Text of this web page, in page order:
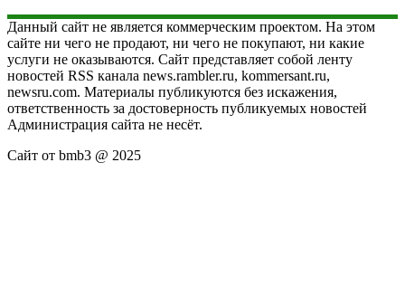
Данный сайт не является коммерческим проектом. На этом
сайте ни чего не продают, ни чего не покупают, ни какие
услуги не оказываются. Сайт представляет собой ленту
новостей RSS канала news.rambler.ru, kommersant.ru,
newsru.com. Материалы публикуются без искажения,
ответственность за достоверность публикуемых новостей
Администрация сайта не несёт.
Сайт от bmb3 @ 2025